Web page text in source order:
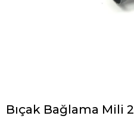
Bıçak Bağlama Mili 2